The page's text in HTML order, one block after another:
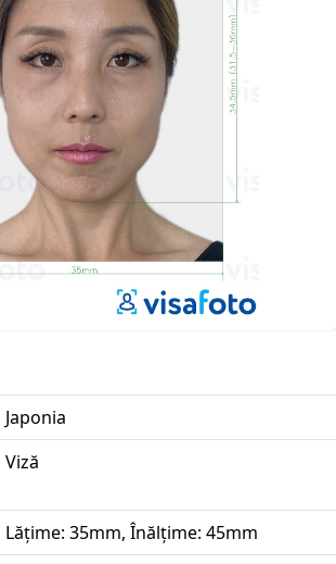
Japonia
Viză
Lățime: 35mm, Înălțime: 45mm